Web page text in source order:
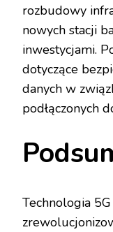
rozbudowy
nowych stacji
inwestycjami.
dotyczące
danych w
podłączonych
Technologia